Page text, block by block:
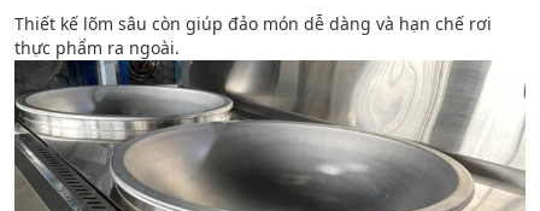
Thiết kế lõm sâu còn giúp đảo món dễ dàng và hạn chế rơi
thực phẩm ra ngoài.